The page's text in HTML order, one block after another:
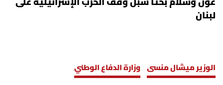
لبنان
الوزير ميشال منسى وزارة الدفاع الوطني